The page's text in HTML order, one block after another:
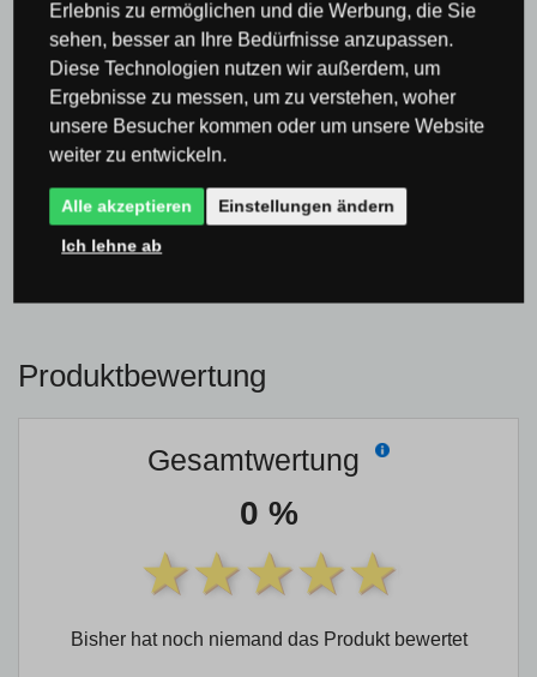
Stellen Sie anonym eine Frage.
Ich habe die Datenschutz- und
Einwilligungserklärunggelesen und bin damit
einverstanden.
SENDEN SIE EINE FRAGE
Produktbewertung
Gesamtwertung
0 %
Bisher hat noch niemand das Produkt bewertet
Erlebnis zu ermöglichen und die Werbung, die Sie
sehen, besser an Ihre Bedürfnisse anzupassen.
Diese Technologien nutzen wir außerdem, um
Ergebnisse zu messen, um zu verstehen, woher
unsere Besucher kommen oder um unsere Website
weiter zu entwickeln.
Alle akzeptieren Einstellungen ändern
Ich lehne ab